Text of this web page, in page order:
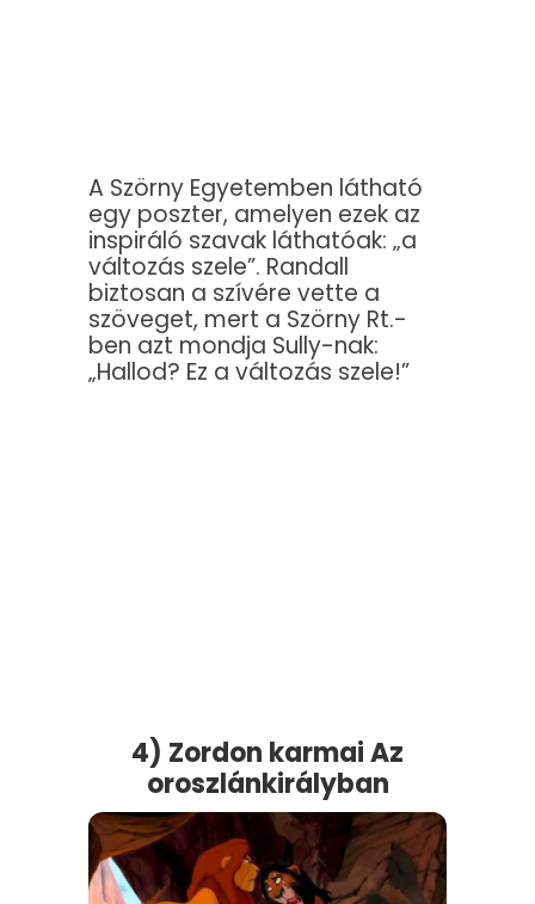
A Szörny Egyetemben látható
egy poszter, amelyen ezek az
inspiráló szavak láthatóak: „a
változás szele”. Randall
biztosan a szívére vette a
szöveget, mert a Szörny Rt.-
ben azt mondja Sully-nak:
„Hallod? Ez a változás szele!”
4) Zordon karmai Az
oroszlánkirályban